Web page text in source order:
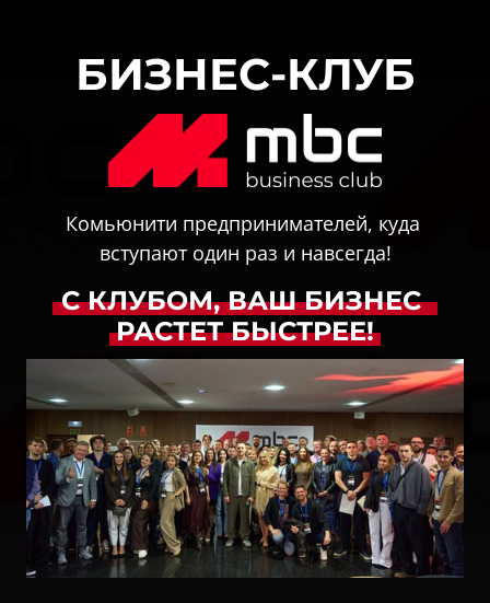
БИЗНЕС-КЛУБ
Комьюнити предпринимателей, куда
вступают один раз и навсегда!
С КЛУБОМ, ВАШ
БИЗНЕС
РАСТЕТ БЫСТРЕЕ!